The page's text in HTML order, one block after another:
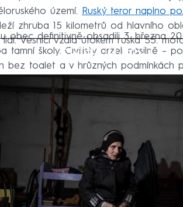
území. Ruský teror naplno
zhruba 15 kilometrů od hlavního
Vesnici vzala útokem ruská 55.
Failed to fetch
obec definitivně obsadili 3. března
tamní školy. Civilisty drželi násilně –
bez toalet a v hrůzných podmínkách
věku, nelidské věznění nepřežilo.
poté zastřelili.